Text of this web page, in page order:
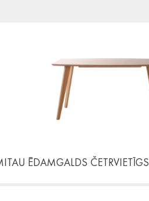
ĒDAMGALDS ČETRVIETĪGS